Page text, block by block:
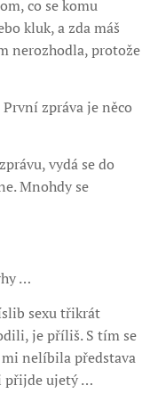
co se komu
kluk, a zda máš
nerozhodla, protože
zpráva je něco
vydá se do
Mnohdy se
…
sexu třikrát
je příliš. S tím se
nelíbila představa
přijde ujetý …